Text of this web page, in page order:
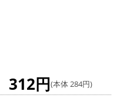
312円(本体 284円)